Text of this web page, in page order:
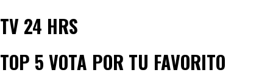
TV 24 HRS
TOP 5 VOTA POR TU FAVORITO